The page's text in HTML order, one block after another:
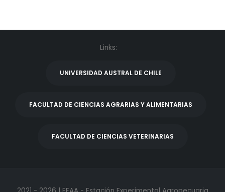
Links:
UNIVERSIDAD AUSTRAL DE CHILE
FACULTAD DE CIENCIAS AGRARIAS Y ALIMENTARIAS
FACULTAD DE CIENCIAS VETERINARIAS